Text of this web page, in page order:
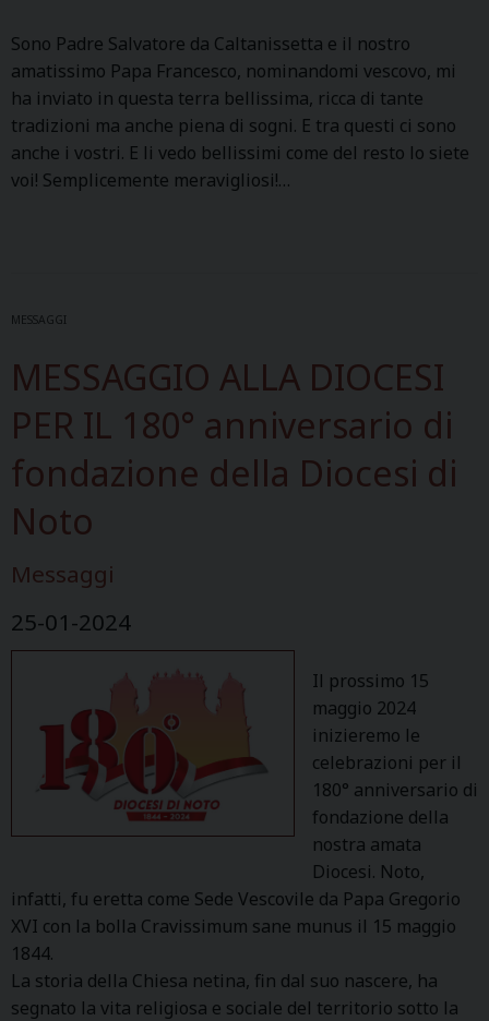
Sono Padre Salvatore da Caltanissetta e il nostro
amatissimo Papa Francesco, nominandomi vescovo, mi
ha inviato in questa terra bellissima, ricca di tante
tradizioni ma anche piena di sogni. E tra questi ci sono
anche i vostri. E li vedo bellissimi come del resto lo siete
voi! Semplicemente meravigliosi!…
MESSAGGI
MESSAGGIO ALLA DIOCESI
PER IL 180° anniversario di
fondazione della Diocesi di
Noto
Messaggi
25-01-2024
Il prossimo 15
maggio 2024
inizieremo le
celebrazioni per il
180° anniversario di
fondazione della
nostra amata
Diocesi. Noto,
infatti, fu eretta come Sede Vescovile da Papa Gregorio
XVI con la bolla Cravissimum sane munus il 15 maggio
1844.
La storia della Chiesa netina, fin dal suo nascere, ha
segnato la vita religiosa e sociale del territorio sotto la